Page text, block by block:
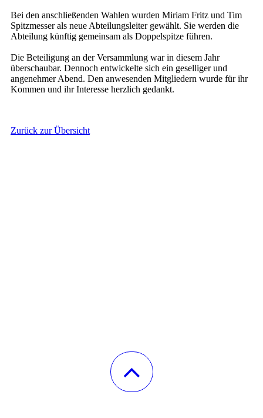
Bei den anschließenden Wahlen wurden Miriam Fritz und Tim
Spitzmesser als neue Abteilungsleiter gewählt. Sie werden die
Abteilung künftig gemeinsam als Doppelspitze führen.
Die Beteiligung an der Versammlung war in diesem Jahr
überschaubar. Dennoch entwickelte sich ein geselliger und
angenehmer Abend. Den anwesenden Mitgliedern wurde für ihr
Kommen und ihr Interesse herzlich gedankt.
Zurück zur Übersicht